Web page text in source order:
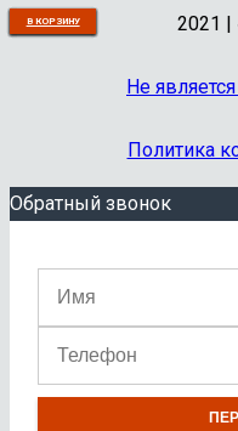
В КОРЗИНУ
В КОРЗИНУ
В КОРЗИНУ
В КОРЗИНУ
В КОРЗИНУ
В КОРЗИНУ
В КОРЗИНУ
В КОРЗИНУ
В КОРЗИНУ
В КОРЗИНУ 2021 |
Не
Политика
Обратный звонок